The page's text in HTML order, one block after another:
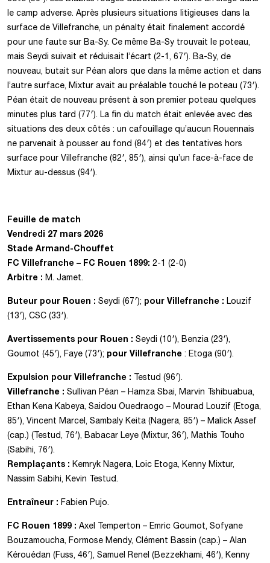
le camp adverse. Après plusieurs situations litigieuses dans la
surface de Villefranche, un pénalty était finalement accordé
pour une faute sur Ba-Sy. Ce même Ba-Sy trouvait le poteau,
mais Seydi suivait et réduisait l’écart (2-1, 67′). Ba-Sy, de
nouveau, butait sur Péan alors que dans la même action et dans
l’autre surface, Mixtur avait au préalable touché le poteau (73′).
Péan était de nouveau présent à son premier poteau quelques
minutes plus tard (77′). La fin du match était enlevée avec des
situations des deux côtés : un cafouillage qu’aucun Rouennais
ne parvenait à pousser au fond (84′) et des tentatives hors
surface pour Villefranche (82′, 85′), ainsi qu’un face-à-face de
Mixtur au-dessus (94′).
Feuille de match
Vendredi 27 mars 2026
Stade Armand-Chouffet
FC Villefranche – FC Rouen 1899: 2-1 (2-0)
Arbitre : M. Jamet.
Buteur pour Rouen : Seydi (67′); pour Villefranche : Louzif
(13′), CSC (33′).
Avertissements pour Rouen : Seydi (10′), Benzia (23′),
Goumot (45′), Faye (73′); pour Villefranche : Etoga (90′).
Expulsion pour Villefranche : Testud (96′).
Villefranche : Sullivan Péan – Hamza Sbai, Marvin Tshibuabua,
Ethan Kena Kabeya, Saidou Ouedraogo – Mourad Louzif (Etoga,
85′), Vincent Marcel, Sambaly Keita (Nagera, 85′) – Malick Assef
(cap.) (Testud, 76′), Babacar Leye (Mixtur, 36′), Mathis Touho
(Sabihi, 76′).
Remplaçants : Kemryk Nagera, Loic Etoga, Kenny Mixtur,
Nassim Sabihi, Kevin Testud.
Entraîneur : Fabien Pujo.
FC Rouen 1899 : Axel Temperton – Emric Goumot, Sofyane
Bouzamoucha, Formose Mendy, Clément Bassin (cap.) – Alan
Kérouédan (Fuss, 46′), Samuel Renel (Bezzekhami, 46′), Kenny